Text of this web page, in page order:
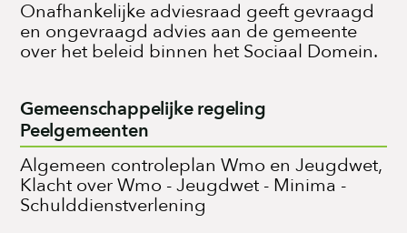
Onafhankelijke adviesraad geeft gevraagd
en ongevraagd advies aan de gemeente
over het beleid binnen het Sociaal Domein.
Gemeenschappelijke regeling
Peelgemeenten
Algemeen controleplan Wmo en Jeugdwet,
Klacht over Wmo - Jeugdwet - Minima -
Schulddienstverlening